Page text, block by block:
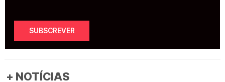
SUBSCREVER
+ NOTÍCIAS